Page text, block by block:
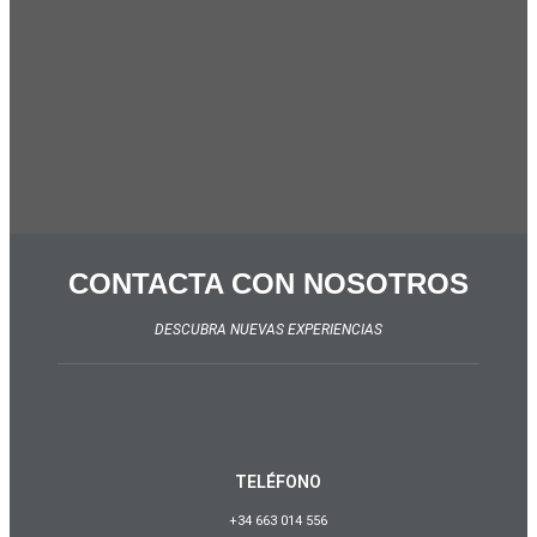
CONTACTA CON NOSOTROS
DESCUBRA NUEVAS EXPERIENCIAS
TELÉFONO
+34 663 014 556